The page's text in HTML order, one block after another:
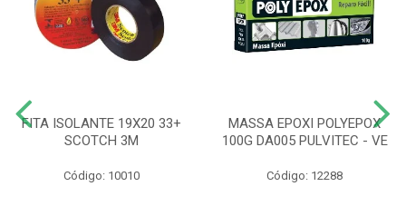
FITA ISOLANTE 19X20 33+
SCOTCH 3M
Código: 10010
MASSA EPOXI POLYEPOX
100G DA005 PULVITEC - VE
Código: 12288